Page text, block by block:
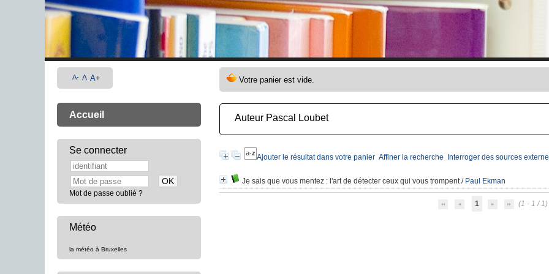
Auteur Pascal Loubet
Ajouter le résultat dans votre panier Affiner la recherche Interroger des sources
Je sais que vous mentez: l'art de détecter ceux qui vous trompent/ Paul Ekman
1 (1 - 1 / 1)
A- A A+
Accueil
Se connecter
Mot de passe oublié ?
Météo
la météo à Bruxelles